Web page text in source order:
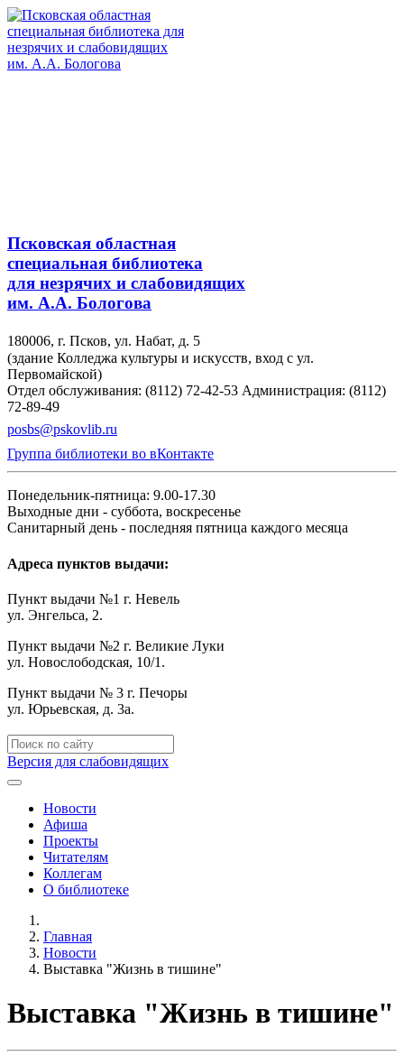
Псковская областная
специальная библиотека
для незрячих и слабовидящих
им. А.А. Бологова
180006, г. Псков, ул. Набат, д. 5
(здание Колледжа культуры и искусств, вход с ул.
Первомайской)
Отдел обслуживания: (8112) 72-42-53 Администрация: (8112)
72-89-49
posbs@pskovlib.ru
Группа библиотеки во вКонтакте
Понедельник-пятница: 9.00-17.30
Выходные дни - суббота, воскресенье
Санитарный день - последняя пятница каждого месяца
Адреса пунктов выдачи:
Пункт выдачи №1 г. Невель
ул. Энгельса, 2.
Пункт выдачи №2 г. Великие Луки
ул. Новослободская, 10/1.
Пункт выдачи № 3 г. Печоры
ул. Юрьевская, д. 3а.
Версия для слабовидящих
Новости
Афиша
Проекты
Читателям
Коллегам
О библиотеке
Главная
Новости
Выставка "Жизнь в тишине"
Выставка "Жизнь в тишине"